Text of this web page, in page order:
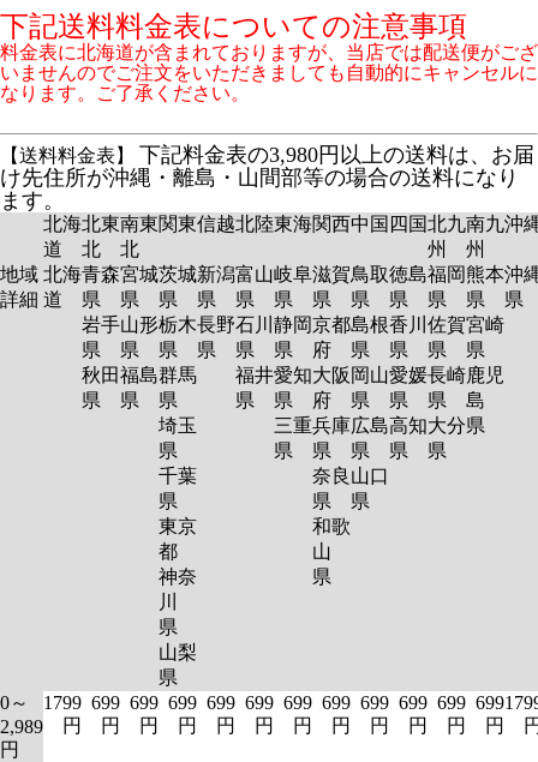
下記送料料金表についての注意事項
料金表に北海道が含まれておりますが、当店では配送便がござ
いませんのでご注文をいただきましても自動的にキャンセルに
なります。ご了承ください。
【送料料金表】
下記料金表の3,980円以上の送料は、お届
け先住所が沖縄・離島・山間部等の場合の送料になり
ます。
北海
道
北東
北
南東
北
関東信越北陸東海関西中国 四国北九
州
南九
州
沖
地域
詳細
北海
道
青森
県
岩手
県
秋田
県
宮城
県
山形
県
福島
県
茨城
県
栃木
県
群馬
県
埼玉
県
千葉
県
東京
都
神奈
川
県
山梨
県
新潟
県
長野
県
富山
県
石川
県
福井
県
岐阜
県
静岡
県
愛知
県
三重
県
滋賀
県
京都
府
大阪
府
兵庫
県
奈良
県
和歌
山
県
鳥取
県
島根
県
岡山
県
広島
県
山口
県
徳島
県
香川
県
愛媛
県
高知
県
福岡
県
佐賀
県
長崎
県
大分
県
熊本
県
宮崎
県
鹿児
島
県
沖
0～
2,989
円
1799
円
699
円
699
円
699
円
699
円
699
円
699
円
699
円
699
円
699
円
699
円
699
円